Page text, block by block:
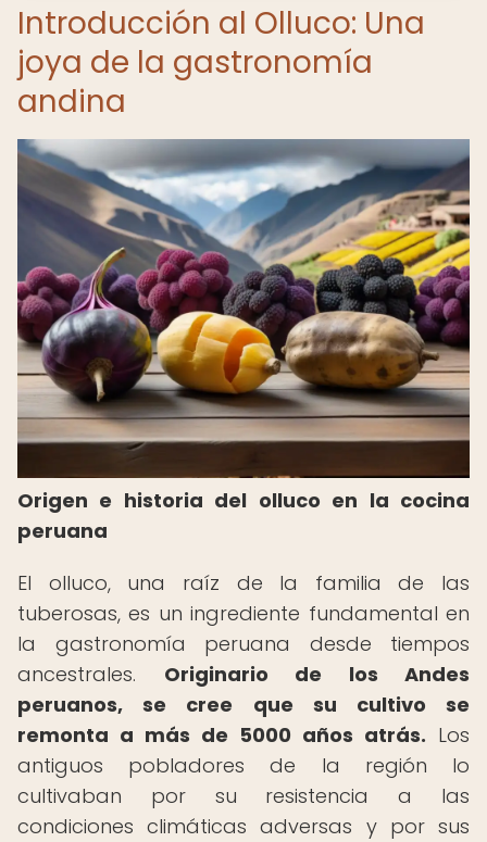
Introducción al Olluco: Una
joya de la gastronomía
andina
Origen e historia del olluco en la cocina
peruana
El olluco, una raíz de la familia de las
tuberosas, es un ingrediente fundamental en
la gastronomía peruana desde tiempos
ancestrales. Originario de los Andes
peruanos, se cree que su cultivo se
remonta a más de 5000 años atrás. Los
antiguos pobladores de la región lo
cultivaban por su resistencia a las
condiciones climáticas adversas y por sus